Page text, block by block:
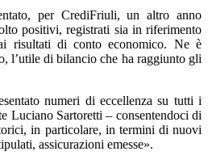
per CrediFriuli, un altro anno
positivi, registrati sia in riferimento
risultati di conto economico. Ne è
l’utile di bilancio che ha raggiunto gli
numeri di eccellenza su tutti i
Luciano Sartoretti – consentendoci di
in particolare, in termini di nuovi
assicurazioni emesse».